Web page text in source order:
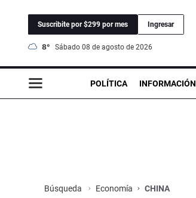
Suscribite por $299 por mes Ingresar
8° sábado 08 de agosto de 2026
POLÍTICA INFORMACIÓN
Búsqueda Economía CHINA